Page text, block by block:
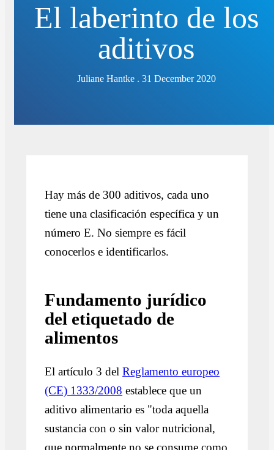
El laberinto de los
aditivos
Juliane Hantke . 31 December 2020
Hay más de 300 aditivos, cada uno
tiene una clasificación específica y un
número E. No siempre es fácil
conocerlos e identificarlos.
Fundamento jurídico
del etiquetado de
alimentos
El artículo 3 delReglamento europeo
(CE) 1333/2008 establece que un
aditivo alimentario es "toda aquella
sustancia con o sin valor nutricional,
que normalmente no se consume como